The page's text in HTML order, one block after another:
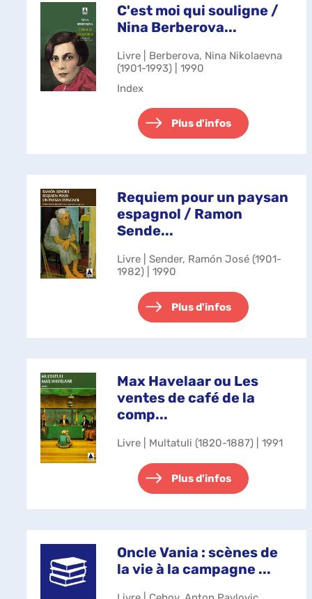
C'est moi qui souligne /
Nina Berberova...
Livre | Berberova, Nina Nikolaevna
(1901-1993) | 1990
Index
Plus d'infos
Requiem pour un paysan
espagnol / Ramon
Sende...
Livre | Sender, Ramón José (1901-
1982) | 1990
Plus d'infos
Max Havelaar ou Les
ventes de café de la
comp...
Livre | Multatuli (1820-1887) | 1991
Plus d'infos
Oncle Vania : scènes de
la vie à la campagne ...